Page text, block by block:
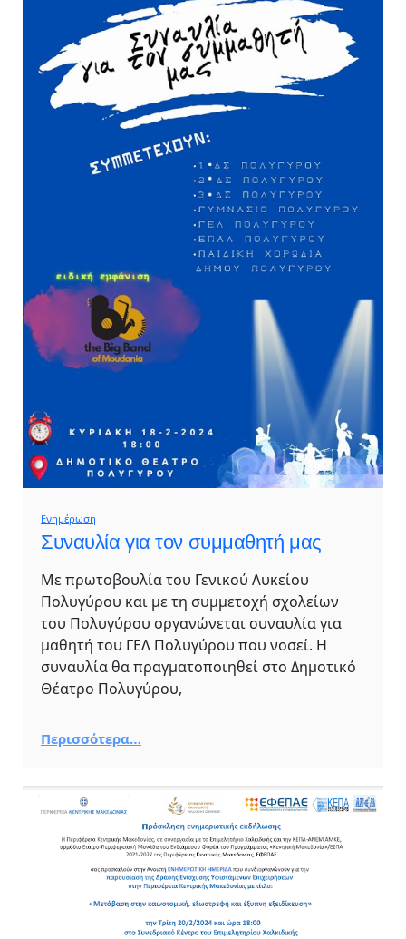
Ενημέρωση
Συναυλία για τον συμμαθητή μας
Με πρωτοβουλία του Γενικού Λυκείου
Πολυγύρου και με τη συμμετοχή σχολείων
του Πολυγύρου οργανώνεται συναυλία για
μαθητή του ΓΕΛ Πολυγύρου που νοσεί. Η
συναυλία θα πραγματοποιηθεί στο Δημοτικό
Θέατρο Πολυγύρου,
Περισσότερα…